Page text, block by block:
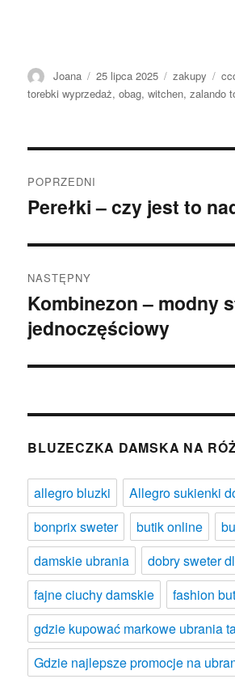
Autor
Joana Opublikowano
25 lipca 2025 Kategorie
zakupy
torebki wyprzedaż,obag,witchen,zalando
wpisu
POPRZEDNI
Poprzedni
Perełki – czy jest to
NASTĘPNY
Następny
wpis:
Kombinezon – modny
jednoczęściowy
BLUZECZKA DAMSKA NA
allegro bluzki
Allegro sukienki
bonprix sweter
butik online
damskie ubrania
dobry sweter
fajne ciuchy damskie
fashion
gdzie kupować markowe ubrania
Gdzie najlepsze promocje na